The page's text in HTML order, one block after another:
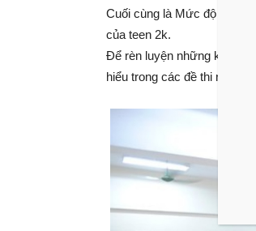
Cuối cùng là Mức độ vận
của teen 2k.
Để rèn luyện những khả
hiểu trong các đề thi